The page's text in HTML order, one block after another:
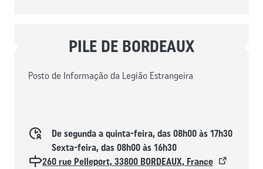
PILE DE BORDEAUX
Posto de Informação da Legião Estrangeira
Horaires d'ouverture
De segunda a quinta-feira, das 08h00 às 17h30
Sexta-feira, das 08h00 às 16h30
Localisation
260 rue Pelleport, 33800 BORDEAUX, France